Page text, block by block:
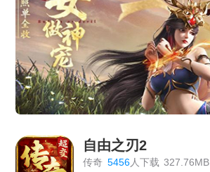
自由之刃2
传奇 5456人下载 327.76MB